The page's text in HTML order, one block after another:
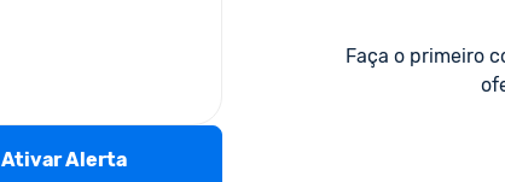
Ativar Alerta
Faça o primeiro